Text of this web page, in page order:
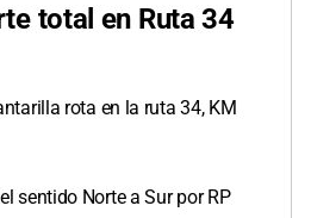
total en Ruta 34
rota en la ruta 34, KM
sentido Norte a Sur por RP